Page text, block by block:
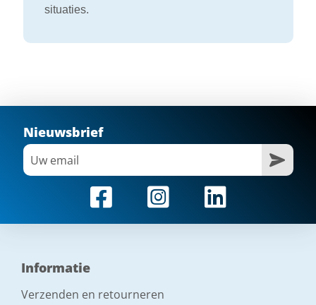
situaties.
Nieuwsbrief
Informatie
Verzenden en retourneren